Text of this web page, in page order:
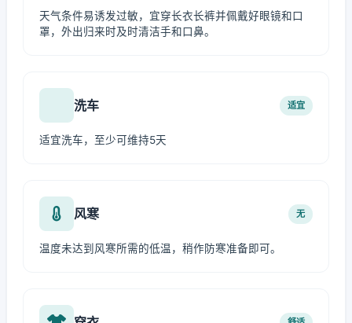
天气条件易诱发过敏，宜穿长衣长裤并佩戴好眼镜和口
罩，外出归来时及时清洁手和口鼻。
洗车 适宜
适宜洗车，至少可维持5天
风寒 无
温度未达到风寒所需的低温，稍作防寒准备即可。